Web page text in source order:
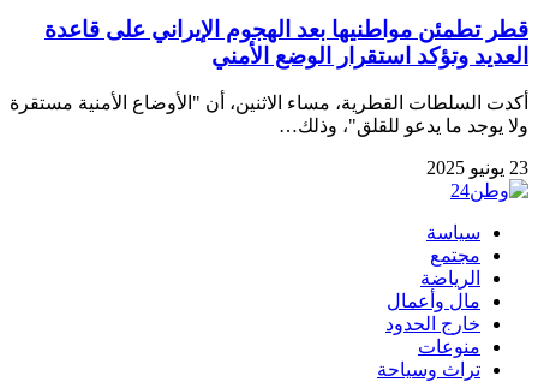
قطر تطمئن مواطنيها بعد الهجوم الإيراني على قاعدة
العديد وتؤكد استقرار الوضع الأمني
أكدت السلطات القطرية، مساء الاثنين، أن "الأوضاع الأمنية مستقرة
ولا يوجد ما يدعو للقلق"، وذلك…
23 يونيو 2025
سياسة
مجتمع
الرياضة
مال وأعمال
خارج الحدود
منوعات
تراث وسياحة